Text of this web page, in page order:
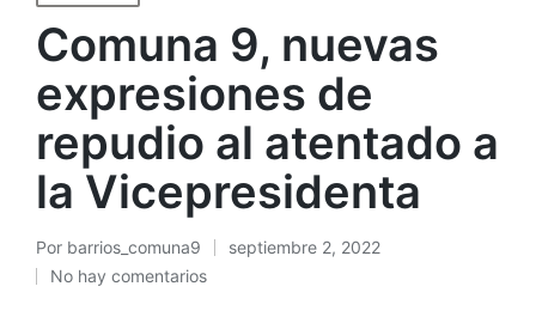
en
Comuna 9, nuevas
expresiones de
repudio al atentado a
la Vicepresidenta
Publicado
por
Por barrios_comuna9
septiembre 2, 2022
No hay comentarios